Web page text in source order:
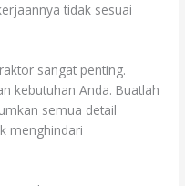
tidak sesuai
sangat penting.
kebutuhan Anda. Buatlah
semua detail
menghindari